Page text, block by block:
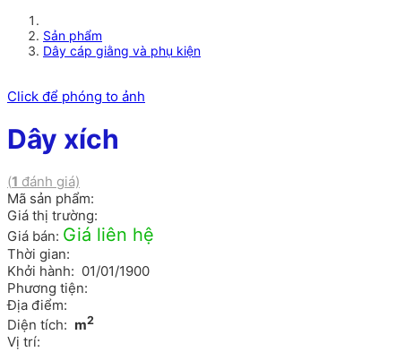
Sản phẩm
Dây cáp giằng và phụ kiện
Click để phóng to ảnh
Dây xích
(1 đánh giá)
Mã sản phẩm:
Giá thị trường:
Giá bán: Giá liên hệ
Thời gian:
Khởi hành: 01/01/1900
Phương tiện:
Địa điểm:
Diện tích: m2
Vị trí: